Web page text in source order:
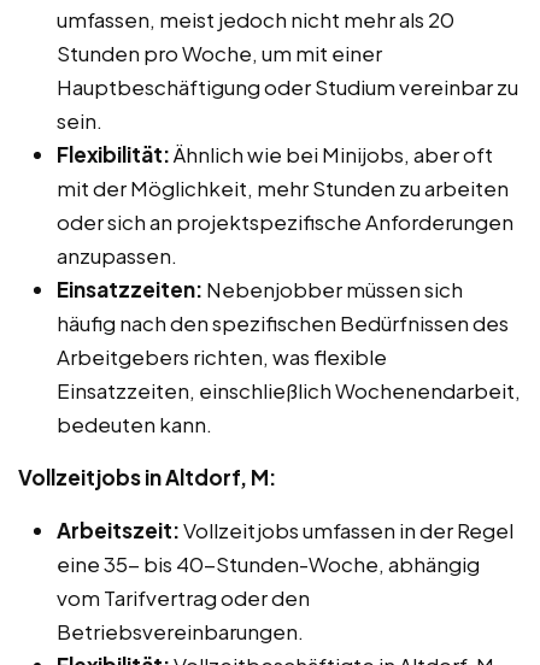
umfassen, meist jedoch nicht mehr als 20
Stunden pro Woche, um mit einer
Hauptbeschäftigung oder Studium vereinbar zu
sein.
Flexibilität:Ähnlich wie bei Minijobs, aber oft
mit der Möglichkeit, mehr Stunden zu arbeiten
oder sich an projektspezifische Anforderungen
anzupassen.
Einsatzzeiten: Nebenjobber müssen sich
häufig nach den spezifischen Bedürfnissen des
Arbeitgebers richten, was flexible
Einsatzzeiten, einschließlich Wochenendarbeit,
bedeuten kann.
Vollzeitjobs in Altdorf, M:
Arbeitszeit:Vollzeitjobs umfassen in der Regel
eine 35- bis 40-Stunden-Woche, abhängig
vom Tarifvertrag oder den
Betriebsvereinbarungen.